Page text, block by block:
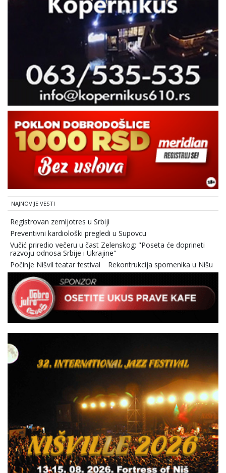
NAJNOVIJE VESTI
Registrovan zemljotres u Srbiji
Preventivni kardiološki pregledi u Supovcu
Vučić priredio večeru u čast Zelenskog: "Poseta će doprineti
razvoju odnosa Srbije i Ukrajine"
Počinje Nišvil teatar festival
Rekontrukcija spomenika u Nišu